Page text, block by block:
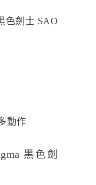
動作